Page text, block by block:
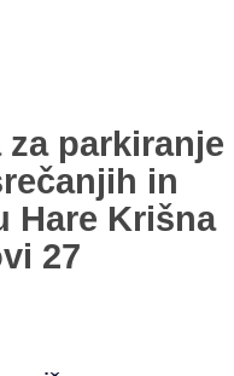
parkiranje
in
Hare Krišna
27